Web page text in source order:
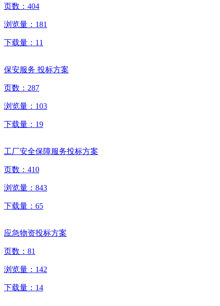
页数： 404
浏览量： 181
下载量： 11
保安服务 投标方案
页数： 287
浏览量： 103
下载量： 19
工厂安全保障服务投标方案
页数： 410
浏览量： 843
下载量： 65
应急物资投标方案
页数： 81
浏览量： 142
下载量： 14